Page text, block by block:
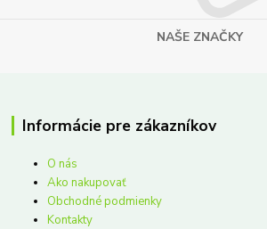
NAŠE ZNAČKY
Informácie pre zákazníkov
O nás
Ako nakupovať
Obchodné podmienky
Kontakty